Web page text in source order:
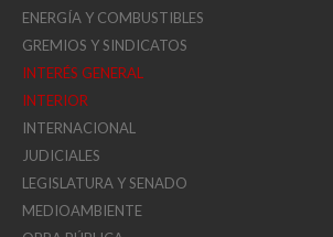
ENERGÍA Y COMBUSTIBLES
GREMIOS Y SINDICATOS
INTERÉS GENERAL
INTERIOR
INTERNACIONAL
JUDICIALES
LEGISLATURA Y SENADO
MEDIOAMBIENTE